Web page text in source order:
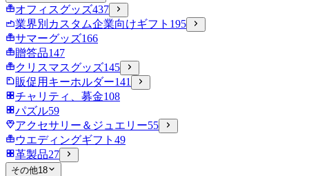
オフィスグッズ437
業界別カスタム企業向けギフト 195
サマーグッズ166
贈答品147
クリスマスグッズ145
販促用キーホルダー141
チャリティ、募金108
パズル59
アクセサリー＆ジュエリー55
ウエディングギフト 49
革製品27
その他18